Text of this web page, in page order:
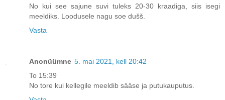
No kui see sajune suvi tuleks 20-30 kraadiga, siis isegi
meeldiks. Loodusele nagu soe dušš.
Vasta
Anonüümne 5. mai 2021, kell 20:42
To 15:39
No tore kui kellegile meeldib sääse ja putukauputus.